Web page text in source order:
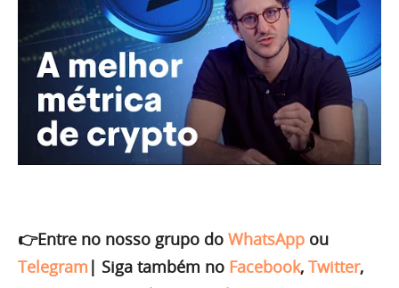
👉Entre no nosso grupo do WhatsApp ou
Telegram | Siga também no Facebook, Twitter,